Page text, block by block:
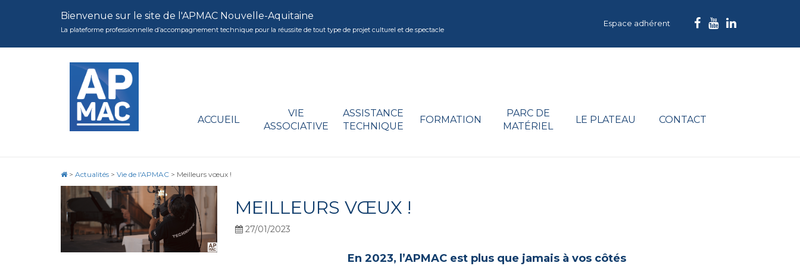
Bienvenue sur le site de l'APMAC Nouvelle-Aquitaine
La plateforme professionnelle d’accompagnement technique pour la réussite de tout type de projet culturel et de spectacle
Espace adhérent
ACCUEIL
VIE
ASSOCIATIVE
ASSISTANCE
TECHNIQUE
FORMATION
PARC DE
MATÉRIEL
LE PLATEAU CONTACT
> Actualités > Vie de l'APMAC > Meilleurs vœux !
MEILLEURS VŒUX !
27/01/2023
En 2023, l’APMAC est plus que jamais à vos côtés